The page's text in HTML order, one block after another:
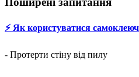
⚡️ Як користуватися
- Протерти стіну від пилу